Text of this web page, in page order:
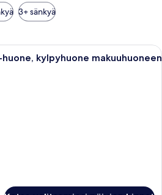
3+ sänkyä
Hotellihuone, jossa on sänky,
kylpyhuone makuuhuoneen